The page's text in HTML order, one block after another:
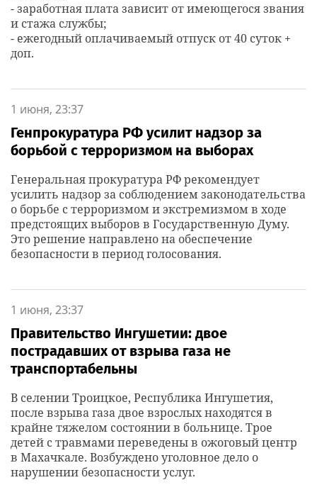
- заработная плата зависит от имеющегося звания
и стажа службы;
- ежегодный оплачиваемый отпуск от 40 суток +
доп.
1 июня, 23:37
Генпрокуратура РФ усилит надзор за
борьбой с терроризмом на выборах
Генеральная прокуратура РФ рекомендует
усилить надзор за соблюдением законодательства
о борьбе с терроризмом и экстремизмом в ходе
предстоящих выборов в Государственную Думу.
Это решение направлено на обеспечение
безопасности в период голосования.
1 июня, 23:37
Правительство Ингушетии: двое
пострадавших от взрыва газа не
транспортабельны
В селении Троицкое, Республика Ингушетия,
после взрыва газа двое взрослых находятся в
крайне тяжелом состоянии в больнице. Трое
детей с травмами переведены в ожоговый центр
в Махачкале. Возбуждено уголовное дело о
нарушении безопасности услуг.